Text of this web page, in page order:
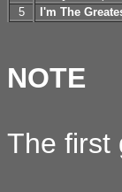
5
I'm The
NOTE
The first